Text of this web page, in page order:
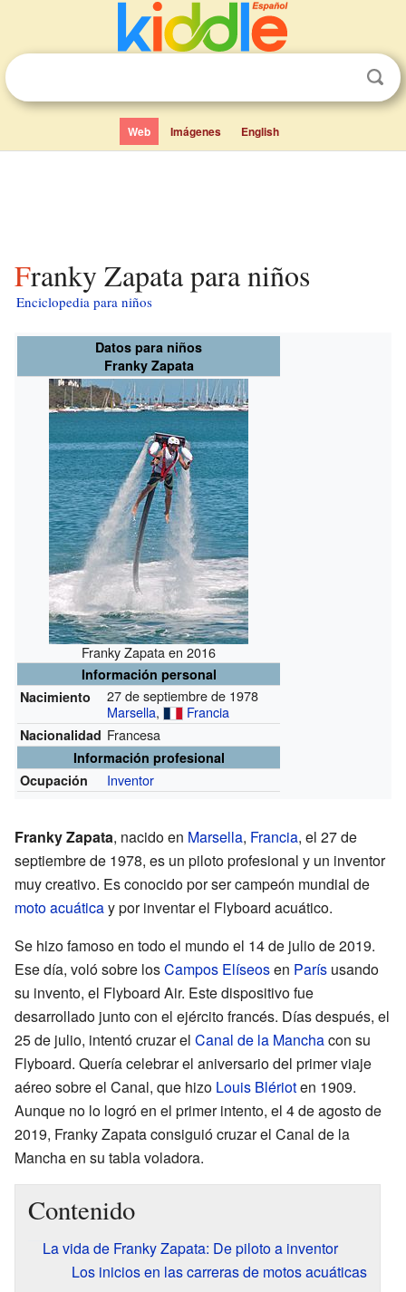
Web Imágenes English
Franky Zapata para niños
Enciclopedia para niños
Datos para niños
Franky Zapata
Franky Zapata en 2016
Información personal
Nacimiento
27 de septiembre de 1978
Marsella, Francia
Nacionalidad Francesa
Información profesional
Ocupación
Inventor
Franky Zapata, nacido en Marsella, Francia, el 27 de
septiembre de 1978, es un piloto profesional y un inventor
muy creativo. Es conocido por ser campeón mundial de
moto acuáticay por inventar el Flyboard acuático.
Se hizo famoso en todo el mundo el 14 de julio de 2019.
Ese día, voló sobre losCampos Elíseosen París usando
su invento, el Flyboard Air. Este dispositivo fue
desarrollado junto con el ejército francés. Días después, el
25 de julio, intentó cruzar el Canal de la Manchacon su
Flyboard. Quería celebrar el aniversario del primer viaje
aéreo sobre el Canal, que hizo Louis Blérioten 1909.
Aunque no lo logró en el primer intento, el 4 de agosto de
2019, Franky Zapata consiguió cruzar el Canal de la
Mancha en su tabla voladora.
Contenido
La vida de Franky Zapata: De piloto a inventor
Los inicios en las carreras de motos acuáticas